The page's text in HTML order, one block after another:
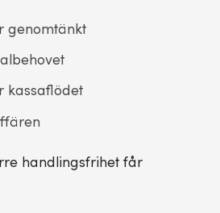
genomtänkt
kassaflödet
handlingsfrihet får